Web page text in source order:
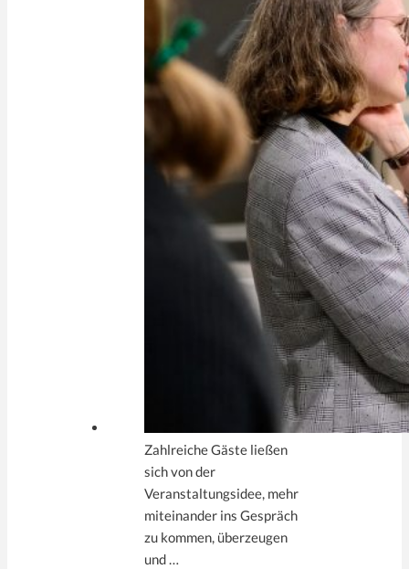
Zahlreiche Gäste ließen
sich von der
Veranstaltungsidee, mehr
miteinander ins Gespräch
zu kommen, überzeugen
und …